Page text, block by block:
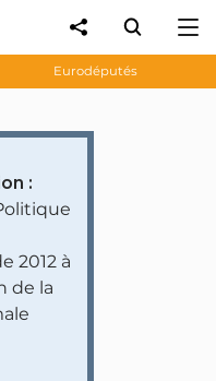
Eurodéputés
:
2012 à
de la